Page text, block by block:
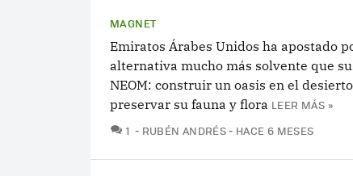
MAGNET
Emiratos Árabes Unidos ha apostado
alternativa mucho más solvente que
NEOM: construir un oasis en el
preservar su fauna y flora LEER MÁS »
1 COMENTARIOS
RUBÉN ANDRÉS HACE 6 MESES